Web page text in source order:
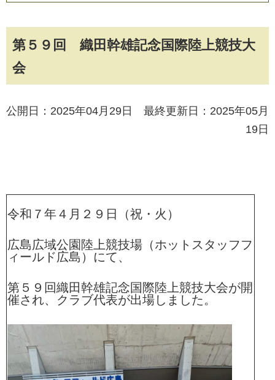
第５９回 織田幹雄記念国際陸上競技大
会
公開日：2025年04月29日 最終更新日：2025年05月
19日
令和７年４月２９日（祝・火）
広島広域公園陸上競技場（ホットスタッフフ
ィールド広島）にて、
第５９回織田幹雄記念国際陸上競技大会が開
催され、クラブ代表が出場しました。